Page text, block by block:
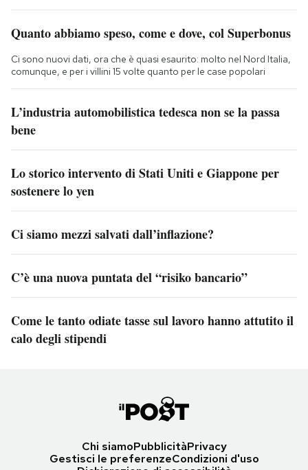
Quanto abbiamo speso, come e dove, col Superbonus
Ci sono nuovi dati, ora che è quasi esaurito: molto nel Nord Italia,
comunque, e per i villini 15 volte quanto per le case popolari
L’industria automobilistica tedesca non se la passa
bene
Lo storico intervento di Stati Uniti e Giappone per
sostenere lo yen
Ci siamo mezzi salvati dall’inflazione?
C’è una nuova puntata del “risiko bancario”
Come le tanto odiate tasse sul lavoro hanno attutito il
calo degli stipendi
Chi siamoPubblicitàPrivacy
Gestisci le preferenzeCondizioni d'uso